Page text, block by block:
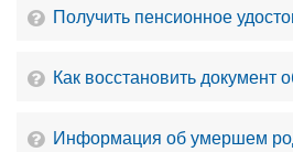
Получить пенсионное
Как восстановить документ
Информация об умершем